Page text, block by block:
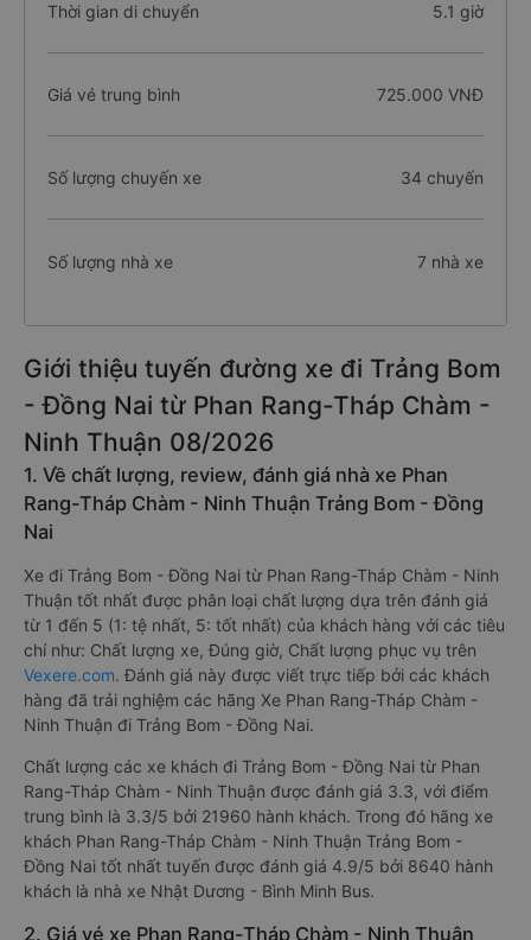
Thời gian di chuyển 5.1 giờ
Giá vé trung bình 725.000 VNĐ
Số lượng chuyến xe 34 chuyến
Số lượng nhà xe 7 nhà xe
Giới thiệu tuyến đường xe đi Trảng Bom
- Đồng Nai từ Phan Rang-Tháp Chàm -
Ninh Thuận 08/2026
1. Về chất lượng, review, đánh giá nhà xe Phan
Rang-Tháp Chàm - Ninh Thuận Trảng Bom - Đồng
Nai
Xe đi Trảng Bom - Đồng Nai từ Phan Rang-Tháp Chàm - Ninh
Thuận tốt nhất được phân loại chất lượng dựa trên đánh giá
từ 1 đến 5 (1: tệ nhất, 5: tốt nhất) của khách hàng với các tiêu
chí như: Chất lượng xe, Đúng giờ, Chất lượng phục vụ trên
Vexere.com. Đánh giá này được viết trực tiếp bởi các khách
hàng đã trải nghiệm các hãng Xe Phan Rang-Tháp Chàm -
Ninh Thuận đi Trảng Bom - Đồng Nai.
Chất lượng các xe khách đi Trảng Bom - Đồng Nai từ Phan
Rang-Tháp Chàm - Ninh Thuận được đánh giá 3.3, với điểm
trung bình là 3.3/5 bởi 21960 hành khách. Trong đó hãng xe
khách Phan Rang-Tháp Chàm - Ninh Thuận Trảng Bom -
Đồng Nai tốt nhất tuyến được đánh giá 4.9/5 bởi 8640 hành
khách là nhà xe Nhật Dương - Bình Minh Bus.
2. Giá vé xe Phan Rang-Tháp Chàm - Ninh Thuận